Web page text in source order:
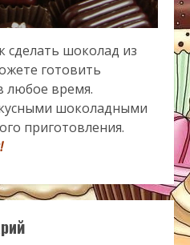
сделать шоколад из
готовить
любое время.
шоколадными
приготовления.